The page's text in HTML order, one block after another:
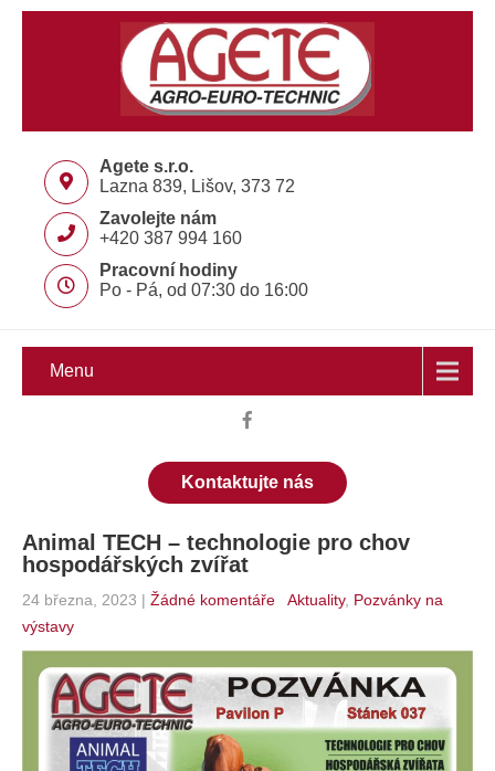
Agete s.r.o.
Lazna 839, Lišov, 373 72
Zavolejte nám
+420 387 994 160
Pracovní hodiny
Po - Pá, od 07:30 do 16:00
Menu
Kontaktujte nás
Animal TECH – technologie pro chov
hospodářských zvířat
24 března, 2023 | Žádné komentáře Aktuality, Pozvánky na
výstavy